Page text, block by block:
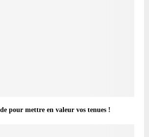
pour mettre en valeur vos tenues !